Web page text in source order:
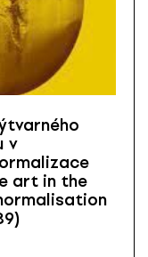
v
art in the